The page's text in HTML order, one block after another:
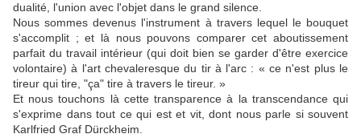
dualité, l'union avec l'objet dans le grand silence.
Nous sommes devenus l'instrument à travers lequel le bouquet
s'accomplit ; et là nous pouvons comparer cet aboutissement
parfait du travail intérieur (qui doit bien se garder d'être exercice
volontaire) à l'art chevaleresque du tir à l'arc : « ce n'est plus le
tireur qui tire, "ça" tire à travers le tireur. »
Et nous touchons là cette transparence à la transcendance qui
s'exprime dans tout ce qui est et vit, dont nous parle si souvent
Karlfried Graf Dürckheim.